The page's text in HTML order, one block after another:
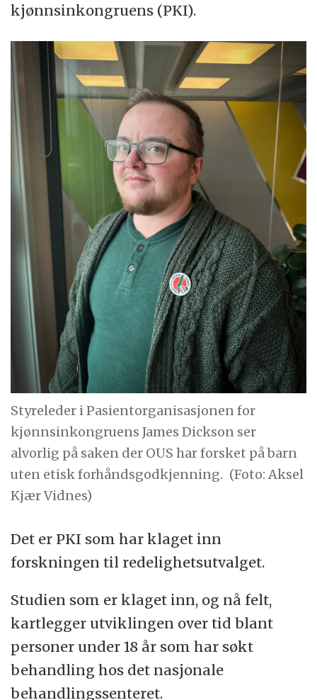
kjønnsinkongruens (PKI).
Styreleder i Pasientorganisasjonen for
kjønnsinkongruens James Dickson ser
alvorlig på saken der OUS har forsket på barn
uten etisk forhåndsgodkjenning. (Foto: Aksel
Kjær Vidnes)
Det er PKI som har klaget inn
forskningen til redelighetsutvalget.
Studien som er klaget inn, og nå felt,
kartlegger utviklingen over tid blant
personer under 18 år som har søkt
behandling hos det nasjonale
behandlingssenteret.